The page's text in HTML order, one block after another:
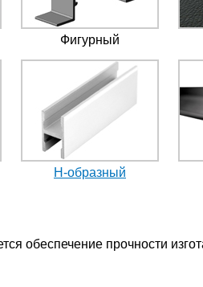
Фигурный
Н-образный
обеспечение прочности